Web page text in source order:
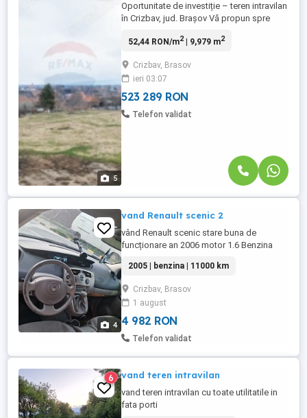
5
Oportunitate de investiție – teren intravilan
în Crizbav, jud. Brașov Vă propun spre
de 9.979 mp, situat în localitatea Crizbav,
potențial bun de dezvoltare rezidențială.
Terenul se pretează foarte bine pentru
parcelare ...
52,44 RON/m2| 9,979 m2
Crizbav, Brasov
ieri 03:07
523 289 RON
Telefon validat
4
vand Renault scenic 2
vând Renault scenic stare buna de
funcționare an 2006 motor 1.6 Benzina
ieste automata dau și la schimb pe ceva
mai mic tot automat pentru mai multe
detali lăsați mesaj privat
2005 | benzina | 11000 km
Crizbav, Brasov
1 august
4 982 RON
Telefon validat
6 vand teren intravilan
vand teren intravilan cu toate utilitatile in
fata porti